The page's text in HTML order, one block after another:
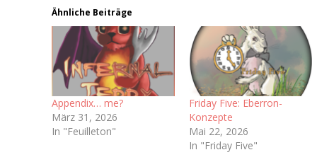
Ähnliche Beiträge
Appendix… me?
März 31, 2026
In "Feuilleton"
Friday Five: Eberron-
Konzepte
Mai 22, 2026
In "Friday Five"